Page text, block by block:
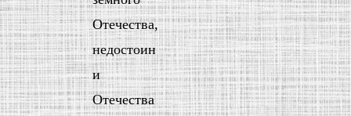
Отечества,
недостоин
и
Отечества